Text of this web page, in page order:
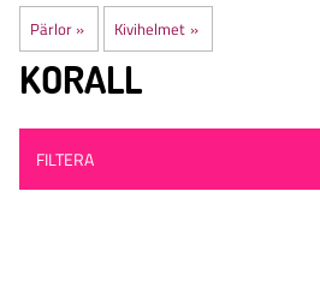
Pärlor‪» Kivihelmet ‪»
KORALL
FILTERA